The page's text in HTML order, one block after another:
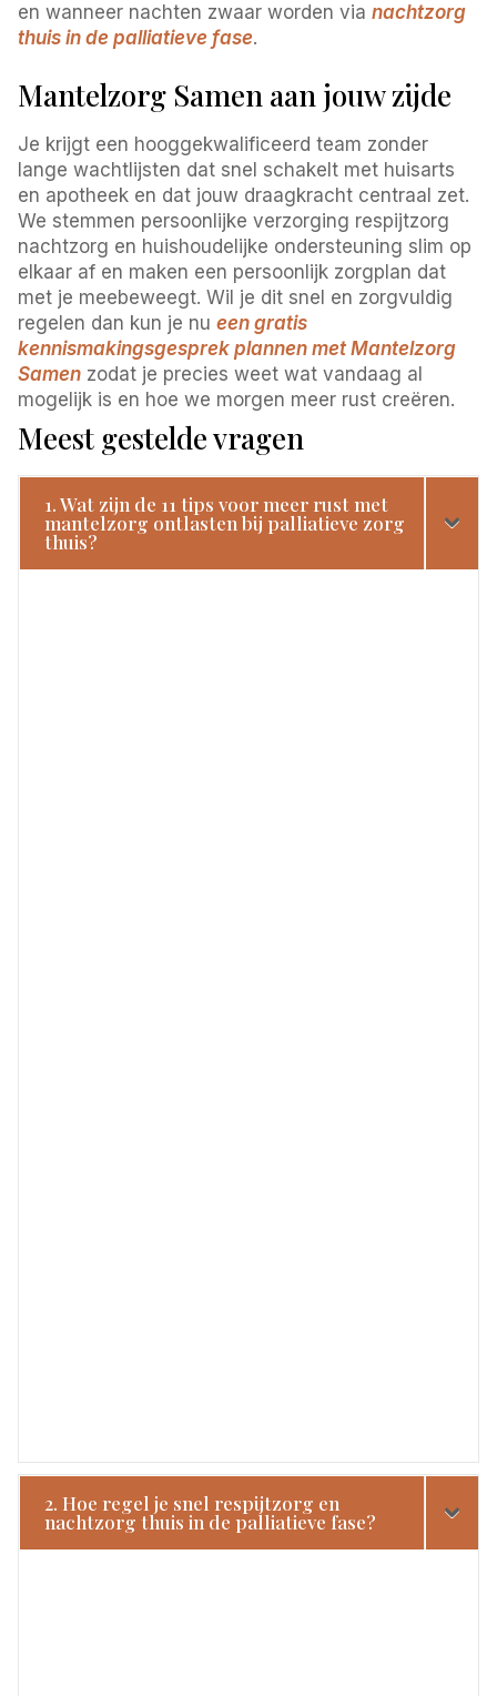
en wanneer nachten zwaar worden vianachtzorg
thuis in de palliatieve fase.
Mantelzorg Samen aan jouw zijde
Je krijgt een hooggekwalificeerd team zonder
lange wachtlijsten dat snel schakelt met huisarts
en apotheek en dat jouw draagkracht centraal zet.
We stemmen persoonlijke verzorging respijtzorg
nachtzorg en huishoudelijke ondersteuning slim op
elkaar af en maken een persoonlijk zorgplan dat
met je meebeweegt. Wil je dit snel en zorgvuldig
regelen dan kun je nueen gratis
kennismakingsgesprek plannen met Mantelzorg
Samen zodat je precies weet wat vandaag al
mogelijk is en hoe we morgen meer rust creëren.
Meest gestelde vragen
1. Wat zijn de 11 tips voor meer rust met
mantelzorg ontlasten bij palliatieve zorg
thuis?
2. Hoe regel je snel respijtzorg en
nachtzorg thuis in de palliatieve fase?